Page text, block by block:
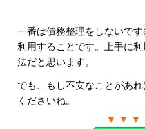
一番は債務整理をしないで
利用することです。上手に
法だと思います。
でも、もし不安なことがあれ
くださいね。
▼ ▼ ▼